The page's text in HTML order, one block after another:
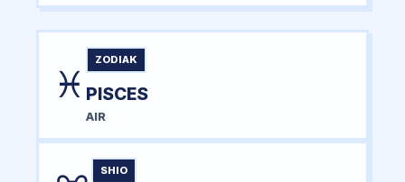
♓
ZODIAK
PISCES
AIR
SHIO